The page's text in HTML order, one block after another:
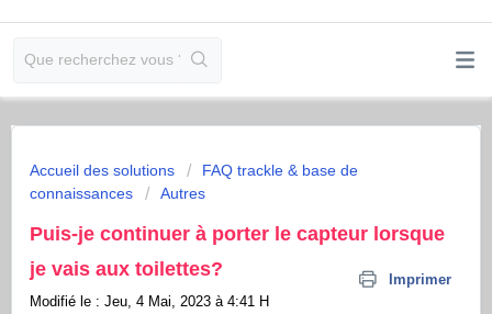
Accueil des solutions
FAQ trackle & base de
connaissances
Autres
Puis-je continuer à porter le capteur lorsque
je vais aux toilettes?
Imprimer
Modifié le : Jeu, 4 Mai, 2023 à 4:41 H